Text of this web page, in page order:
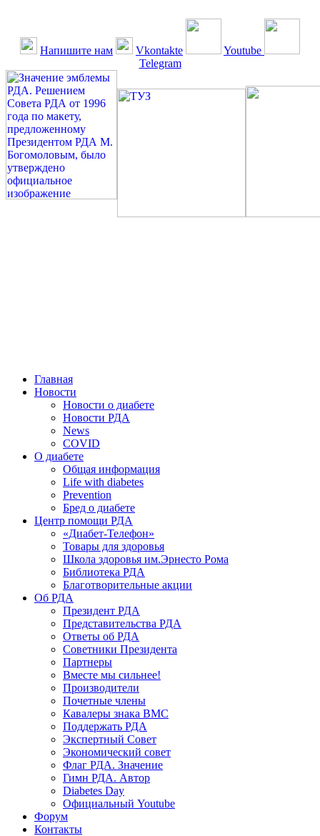
Напишите нам Vkontakte
Youtube
Telegram
Главная
Новости
Новости о диабете
Новости РДА
News
COVID
О диабете
Общая информация
Life with diabetes
Prevention
Бред о диабете
Центр помощи РДА
«Диабет-Телефон»
Товары для здоровья
Школа здоровья им.Эрнесто Рома
Библиотека РДА
Благотворительные акции
Об РДА
Президент РДА
Представительства РДА
Ответы об РДА
Советники Президента
Партнеры
Вместе мы сильнее!
Производители
Почетные члены
Кавалеры знака ВМС
Поддержать РДА
Экспертный Совет
Экономический совет
Флаг РДА. Значение
Гимн РДА. Автор
Diabetes Day
Официальный Youtube
Форум
Контакты